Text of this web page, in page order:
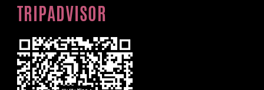
TRIPADVISOR